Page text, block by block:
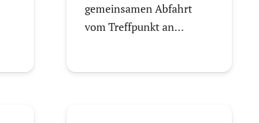
gemeinsamen Abfahrt
vom Treffpunkt an…